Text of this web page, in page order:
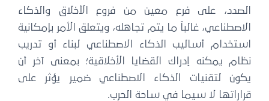
الصدد، على فرع معين من فروع الأخلاق والذكاء
الاصطناعي، غالباً ما يتم تجاهله، ويتعلق الأمر بإمكانية
استخدام أساليب الذكاء الاصطناعي لبناء أو تدريب
نظام يمكنه إدراك القضايا الأخلاقية؛ بمعنى آخر أن
يكون لتقنيات الذكاء الاصطناعي ضمير يؤثر على
قراراتها لا سيما في ساحة الحرب.